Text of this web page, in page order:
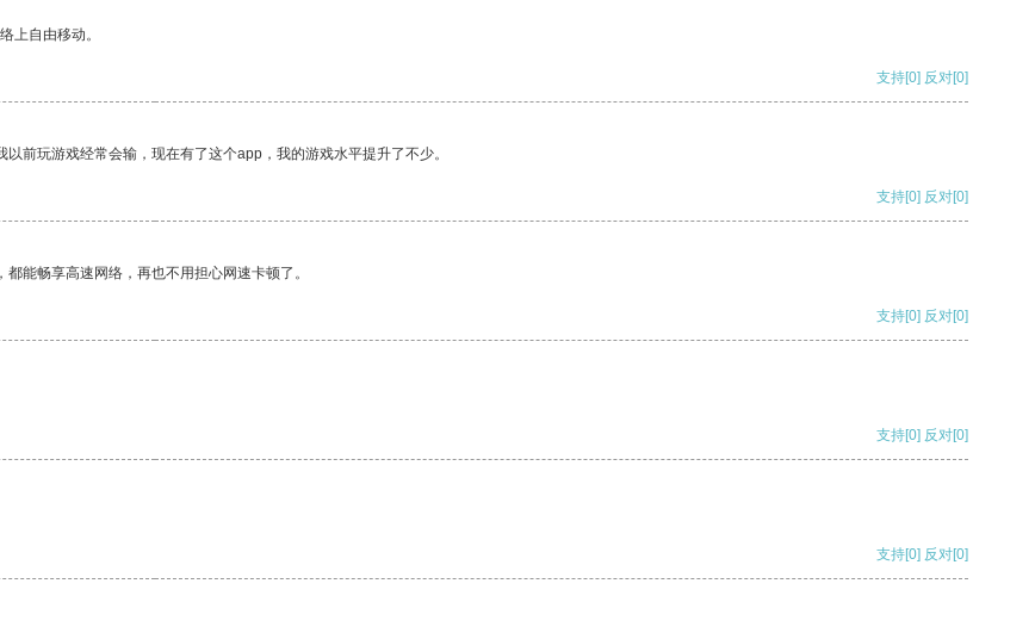
上自由移动。
支持[0] 反对[0]
前玩游戏经常会输，现在有了这个app，我的游戏水平提升了不少。
支持[0] 反对[0]
能畅享高速网络，再也不用担心网速卡顿了。
支持[0] 反对[0]
支持[0] 反对[0]
支持[0] 反对[0]